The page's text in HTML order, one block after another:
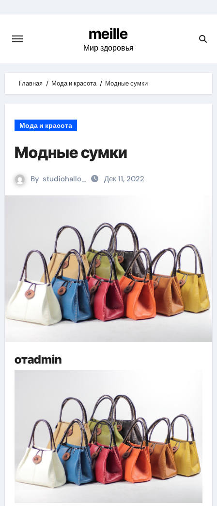
content
meille
Мир здоровья
Главная Мода и красота Модные сумки
Мода и красота
Модные сумки
By studiohallo_ Дек 11, 2022
отadmin